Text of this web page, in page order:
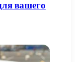
вашего